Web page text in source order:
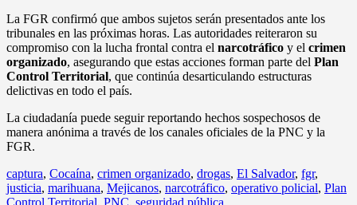
La FGR confirmó que ambos sujetos serán presentados ante los
tribunales en las próximas horas. Las autoridades reiteraron su
compromiso con la lucha frontal contra el narcotráfico y el crimen
organizado, asegurando que estas acciones forman parte del Plan
Control Territorial, que continúa desarticulando estructuras
delictivas en todo el país.
La ciudadanía puede seguir reportando hechos sospechosos de
manera anónima a través de los canales oficiales de la PNC y la
FGR.
captura, Cocaína, crimen organizado, drogas, El Salvador, fgr,
justicia, marihuana, Mejicanos, narcotráfico, operativo policial, Plan